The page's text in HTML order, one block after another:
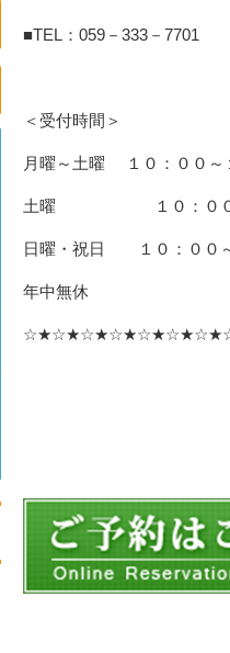
■TEL：059－333－7701
＜受付時間＞
月曜～土曜 １０：００～
土曜 １０：００～１
日曜・祝日 １０：００
年中無休